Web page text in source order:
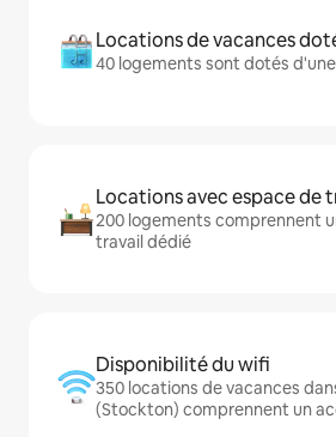
Locations de vacances
40 logements sont dotés
Locations avec espace de
200 logements comprennent
travail dédié
Disponibilité du wifi
350 locations de vacances
(Stockton) comprennent un